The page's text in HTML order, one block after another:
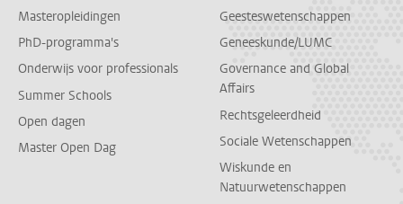
Masteropleidingen
PhD-programma's
Onderwijs voor professionals
Summer Schools
Open dagen
Master Open Dag
Geesteswetenschappen
Geneeskunde/LUMC
Governance and Global
Affairs
Rechtsgeleerdheid
Sociale Wetenschappen
Wiskunde en
Natuurwetenschappen